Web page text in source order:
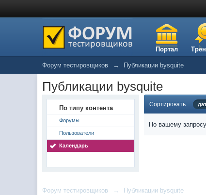
Портал
Форум тестировщиков → Публикации bysquite
Публикации bysquite
По типу контента
Форумы
Пользователи
Календарь
Сортировать
По вашему
Форум тестировщиков → Публикации bysquite